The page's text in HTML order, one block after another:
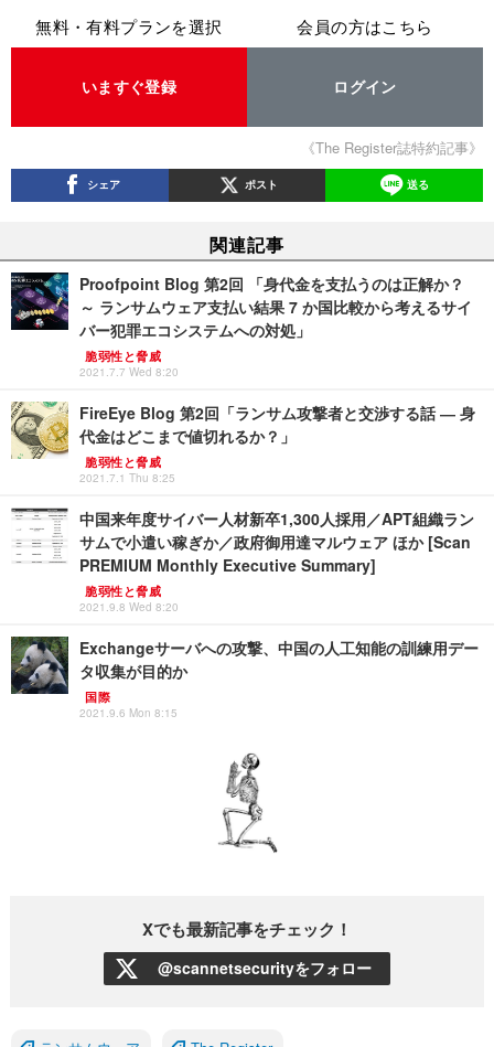
無料・有料プランを選択
いますぐ登録
会員の方はこちら
ログイン
《The Register誌特約記事》
シェア ポスト 送る
関連記事
Proofpoint Blog 第2回 「身代金を支払うのは正解か？
～ ランサムウェア支払い結果 7 か国比較から考えるサイ
バー犯罪エコシステムへの対処」
脆弱性と脅威
2021.7.7 Wed 8:20
FireEye Blog 第2回「ランサム攻撃者と交渉する話 ― 身
代金はどこまで値切れるか？」
脆弱性と脅威
2021.7.1 Thu 8:25
中国来年度サイバー人材新卒1,300人採用／APT組織ラン
サムで小遣い稼ぎか／政府御用達マルウェア ほか [Scan
PREMIUM Monthly Executive Summary]
脆弱性と脅威
2021.9.8 Wed 8:20
Exchangeサーバへの攻撃、中国の人工知能の訓練用デー
タ収集が目的か
国際
2021.9.6 Mon 8:15
Xでも最新記事をチェック！
@scannetsecurityをフォロー